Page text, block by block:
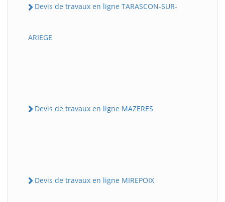
Devis de travaux en ligne TARASCON-SUR-
ARIEGE
Devis de travaux en ligne MAZERES
Devis de travaux en ligne MIREPOIX